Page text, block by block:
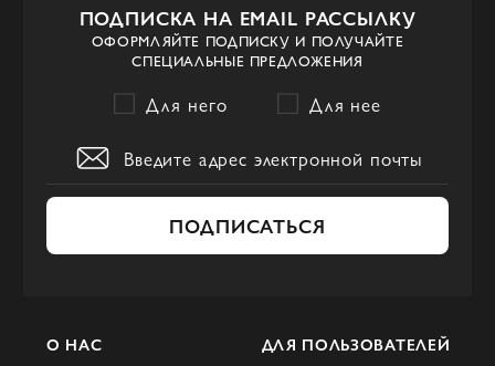
толпы.
ПОДПИСКА НА EMAIL РАССЫЛКУ
ОФОРМЛЯЙТЕ ПОДПИСКУ И ПОЛУЧАЙТЕ
СПЕЦИАЛЬНЫЕ ПРЕДЛОЖЕНИЯ
Для него Для нее
ПОДПИСАТЬСЯ
О НАС ДЛЯ ПОЛЬЗОВАТЕЛЕЙ